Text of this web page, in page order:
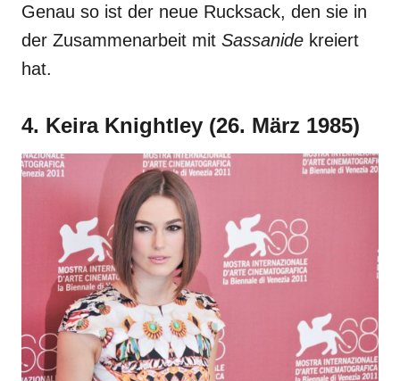
Genau so ist der neue Rucksack, den sie in
der Zusammenarbeit mit Sassanide kreiert
hat.
4. Keira Knightley (26. März 1985)